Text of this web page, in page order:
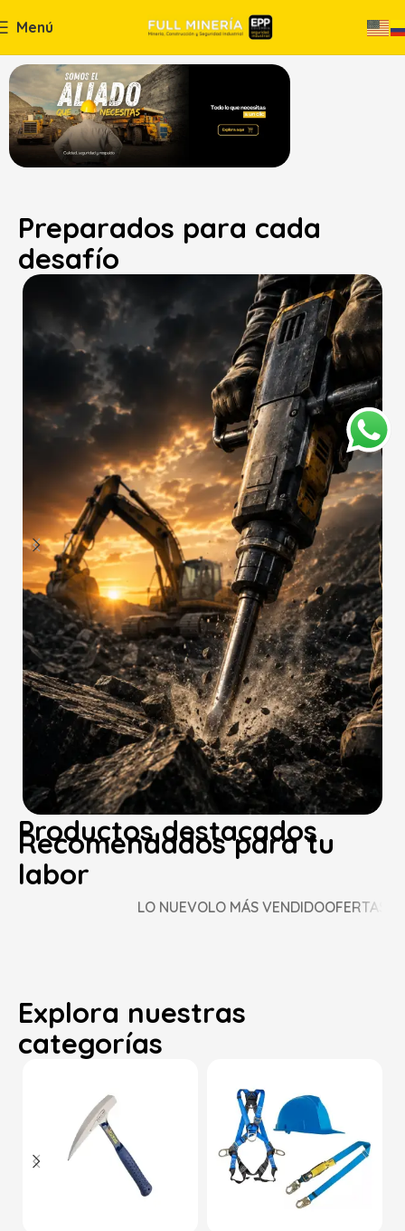
Menú
Preparados para cada
desafío
Potencia para minería y
EQUÍPATE AQUÍ
Productos destacados
Recomendados para tu
labor
LO NUEVOLO MÁS VENDIDOOFERTAS
Explora nuestras
categorías